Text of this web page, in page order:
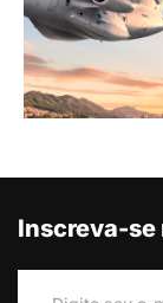
Inscreva-se